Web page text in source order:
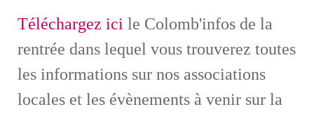
Téléchargez ici le Colomb'infos de la
rentrée dans lequel vous trouverez toutes
les informations sur nos associations
locales et les évènements à venir sur la